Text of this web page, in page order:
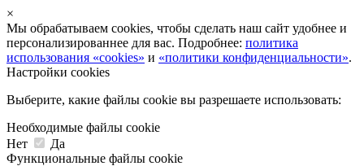
×
Мы обрабатываем cookies, чтобы сделать наш сайт удобнее и
персонализированнее для вас. Подробнее: политика
использования «cookies» и «политики конфиденциальности».
Настройки cookies
Выберите, какие файлы cookie вы разрешаете использовать:
Необходимые файлы cookie
Нет
Да
Функциональные файлы cookie